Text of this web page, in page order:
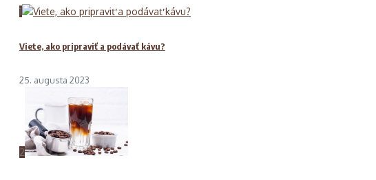
1
Viete, ako pripraviť a podávať kávu?
25. augusta 2023
2